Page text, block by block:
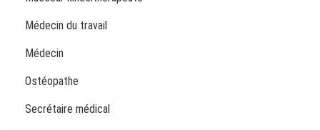
Médecin du travail
Médecin
Ostéopathe
Secrétaire médical